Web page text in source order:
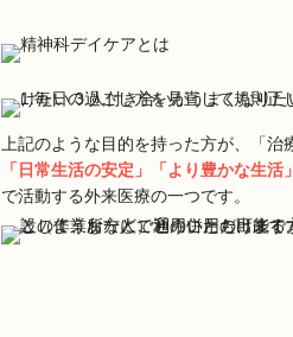
上記のような目的を持った方が、「治
「日常生活の安定」「より豊かな生活
で活動する外来医療の一つです。